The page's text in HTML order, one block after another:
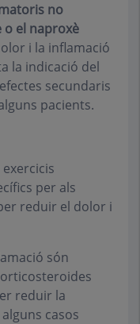
no
o el naproxè
i la inflamació
la indicació del
secundaris
pacients.
per als
reduir el dolor i
són
reduir la
casos